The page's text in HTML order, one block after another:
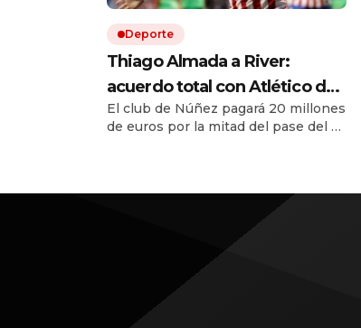
Deporte
Thiago Almada a River:
acuerdo total con Atlético de
Madrid y el campeón del
mundo llega por una cifra
El club de Núñez pagará 20 millones
de euros por la mitad del pase del ex
argentino. El equipo de Coudet se